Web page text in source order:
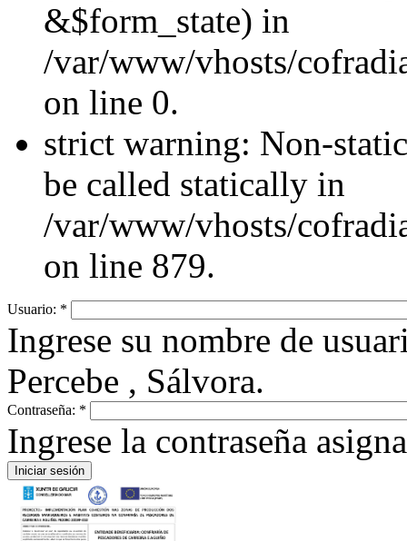
&$form_state) in
/var/www/vhosts/
on line 0.
strict warning: Non-
be called statically in
/var/www/vhosts/
on line 879.
Usuario: *
Ingrese su nombre de
Percebe , Sálvora.
Contraseña: *
Ingrese la contraseña